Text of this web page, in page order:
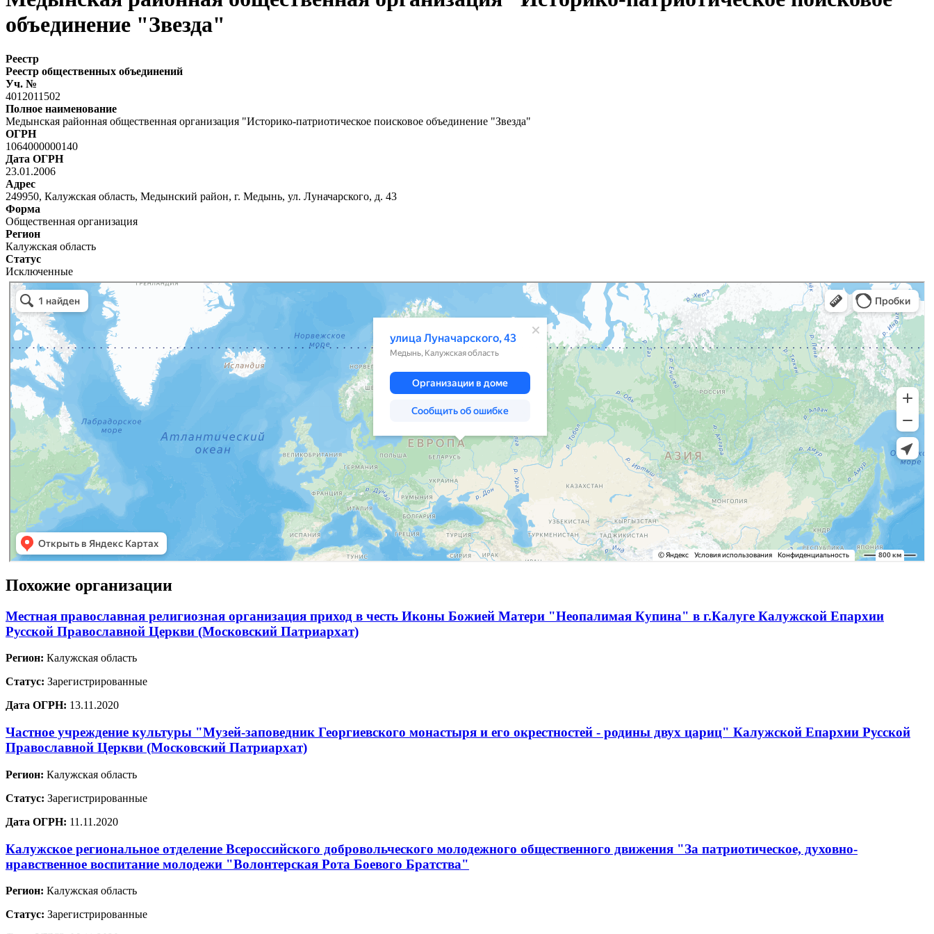
объединение "Звезда"
Реестр
Реестр общественных объединений
Уч. №
4012011502
Полное наименование
Медынская районная общественная организация "Историко-патриотическое поисковое объединение "Звезда"
ОГРН
1064000000140
Дата ОГРН
23.01.2006
Адрес
249950, Калужская область, Медынский район, г. Медынь, ул. Луначарского, д. 43
Форма
Общественная организация
Регион
Калужская область
Статус
Исключенные
Похожие организации
Местная православная религиозная организация приход в честь Иконы Божией Матери "Неопалимая Купина" в г.Калуге Калужской Епархии
Русской Православной Церкви (Московский Патриархат)
Регион: Калужская область
Статус: Зарегистрированные
Дата ОГРН: 13.11.2020
Частное учреждение культуры "Музей-заповедник Георгиевского монастыря и его окрестностей - родины двух цариц" Калужской Епархии Русской
Православной Церкви (Московский Патриархат)
Регион: Калужская область
Статус: Зарегистрированные
Дата ОГРН: 11.11.2020
Калужское региональное отделение Всероссийского добровольческого молодежного общественного движения "За патриотическое, духовно-
нравственное воспитание молодежи "Волонтерская Рота Боевого Братства"
Регион: Калужская область
Статус: Зарегистрированные